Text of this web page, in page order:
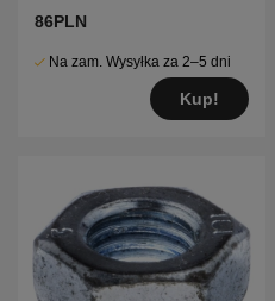
86PLN
Na zam. Wysyłka za 2–5 dni
Kup!